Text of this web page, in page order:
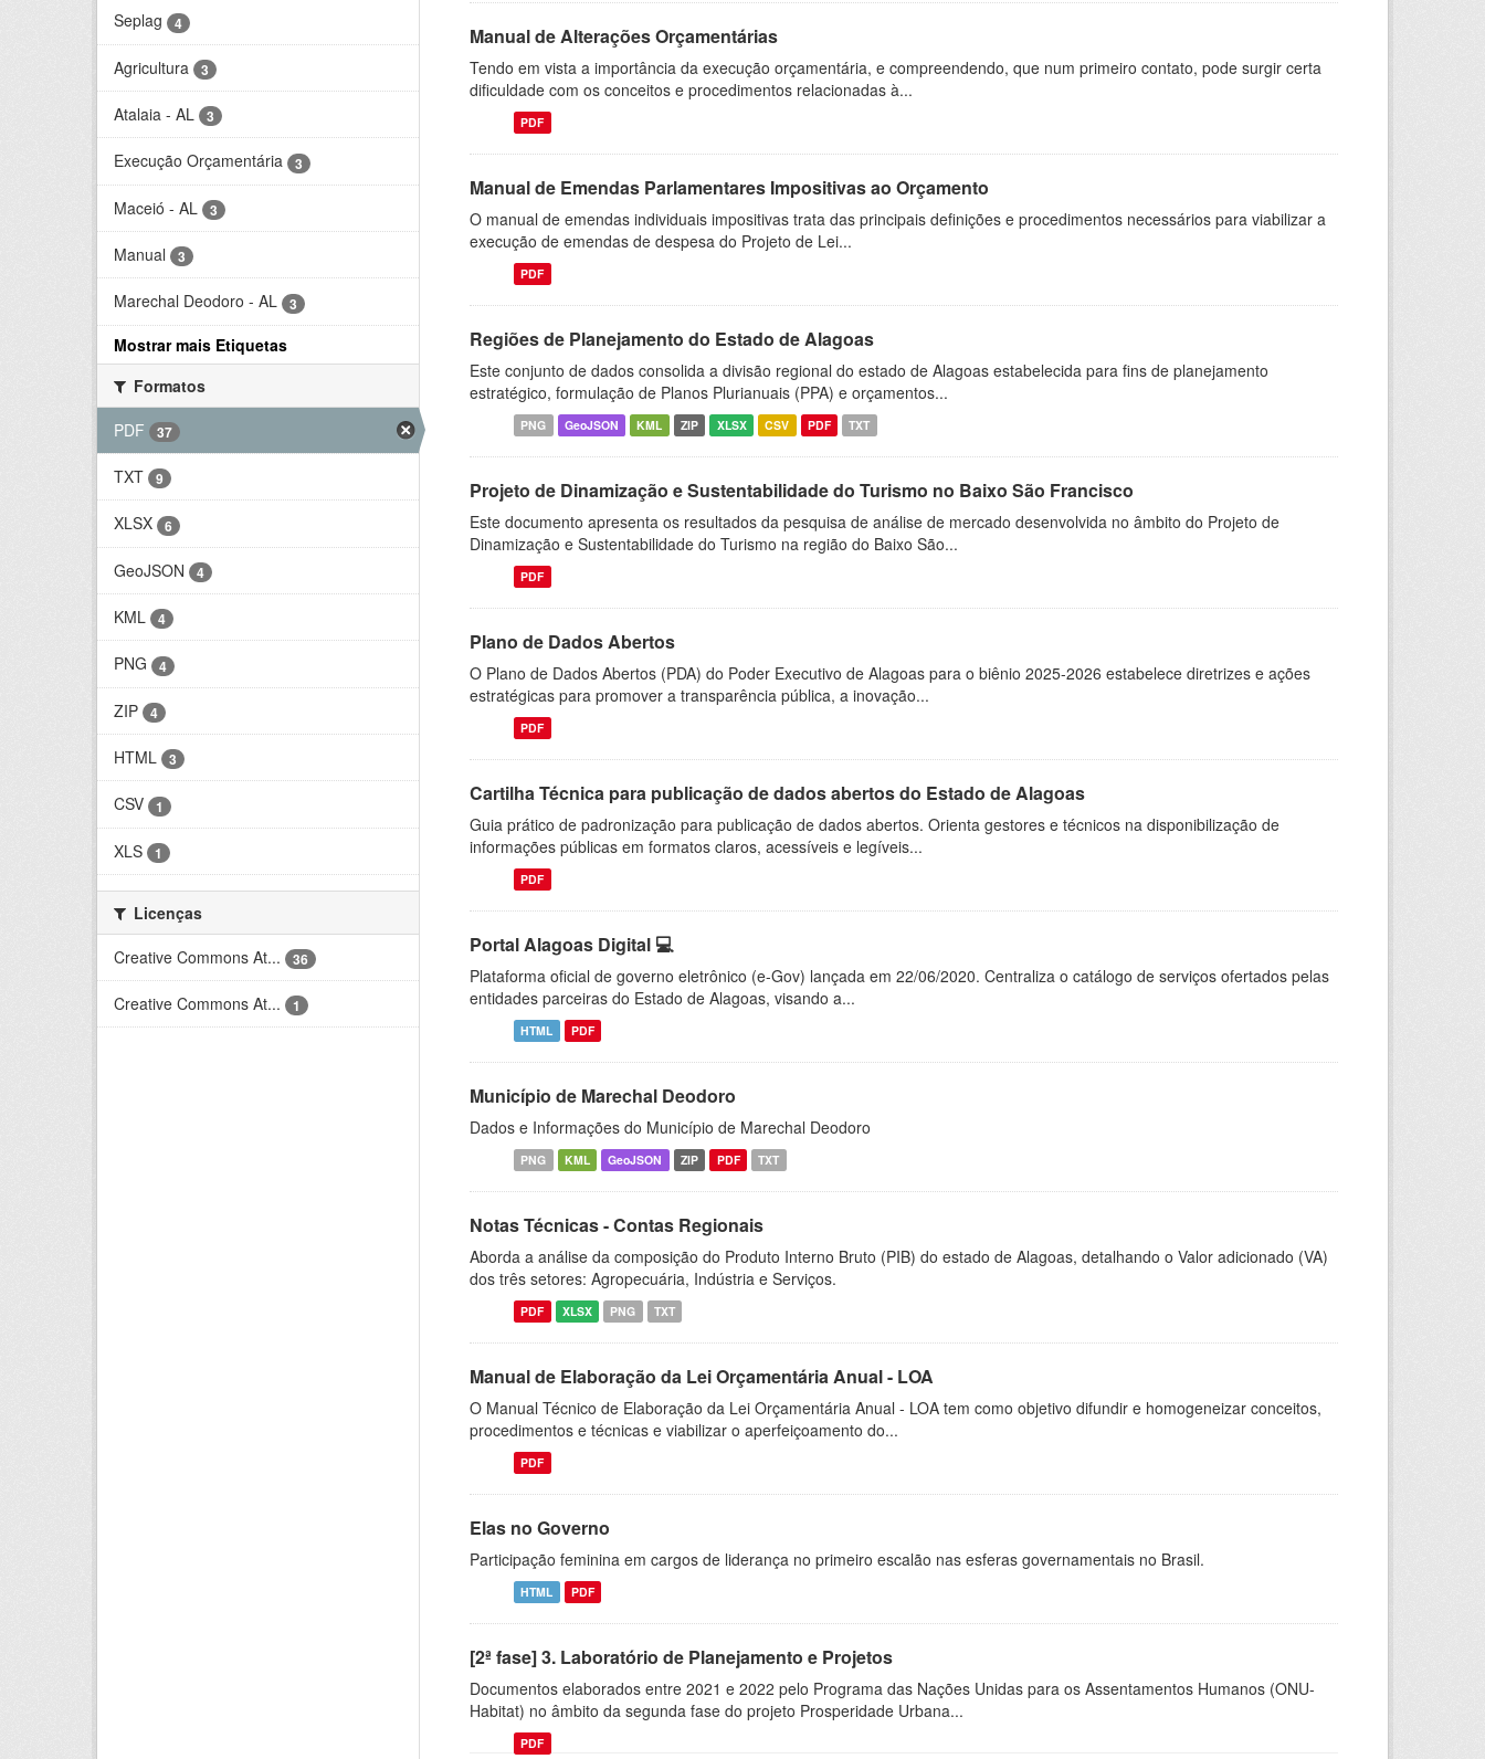
Seplag 4
Agricultura 3
Atalaia - AL 3
Execução Orçamentária 3
Maceió - AL 3
Manual 3
Marechal Deodoro - AL 3
Mostrar mais Etiquetas
Formatos
PDF
37
TXT 9
XLSX 6
GeoJSON 4
KML 4
PNG 4
ZIP 4
HTML 3
CSV 1
XLS 1
Licenças
Creative Commons At...
36
Creative Commons At... 1
Manual de Alterações Orçamentárias
Tendo em vista a importância da execução orçamentária, e compreendendo, que num primeiro contato, pode surgir certa
dificuldade com os conceitos e procedimentos relacionadas à...
PDF
Manual de Emendas Parlamentares Impositivas ao Orçamento
O manual de emendas individuais impositivas trata das principais definições e procedimentos necessários para viabilizar a
execução de emendas de despesa do Projeto de Lei...
PDF
Regiões de Planejamento do Estado de Alagoas
Este conjunto de dados consolida a divisão regional do estado de Alagoas estabelecida para fins de planejamento
estratégico, formulação de Planos Plurianuais (PPA) e orçamentos...
PNG GeoJSON KML ZIP XLSX CSV PDF TXT
Projeto de Dinamização e Sustentabilidade do Turismo no Baixo São Francisco
Este documento apresenta os resultados da pesquisa de análise de mercado desenvolvida no âmbito do Projeto de
Dinamização e Sustentabilidade do Turismo na região do Baixo São...
PDF
Plano de Dados Abertos
O Plano de Dados Abertos (PDA) do Poder Executivo de Alagoas para o biênio 2025-2026 estabelece diretrizes e ações
estratégicas para promover a transparência pública, a inovação...
PDF
Cartilha Técnica para publicação de dados abertos do Estado de Alagoas
Guia prático de padronização para publicação de dados abertos. Orienta gestores e técnicos na disponibilização de
informações públicas em formatos claros, acessíveis e legíveis...
PDF
Portal Alagoas Digital 💻
Plataforma oficial de governo eletrônico (e-Gov) lançada em 22/06/2020. Centraliza o catálogo de serviços ofertados pelas
entidades parceiras do Estado de Alagoas, visando a...
HTML PDF
Município de Marechal Deodoro
Dados e Informações do Município de Marechal Deodoro
PNG KML GeoJSON ZIP PDF TXT
Notas Técnicas - Contas Regionais
Aborda a análise da composição do Produto Interno Bruto (PIB) do estado de Alagoas, detalhando o Valor adicionado (VA)
dos três setores: Agropecuária, Indústria e Serviços.
PDF XLSX PNG TXT
Manual de Elaboração da Lei Orçamentária Anual - LOA
O Manual Técnico de Elaboração da Lei Orçamentária Anual - LOA tem como objetivo difundir e homogeneizar conceitos,
procedimentos e técnicas e viabilizar o aperfeiçoamento do...
PDF
Elas no Governo
Participação feminina em cargos de liderança no primeiro escalão nas esferas governamentais no Brasil.
HTML PDF
[2ª fase] 3. Laboratório de Planejamento e Projetos
Documentos elaborados entre 2021 e 2022 pelo Programa das Nações Unidas para os Assentamentos Humanos (ONU-
Habitat) no âmbito da segunda fase do projeto Prosperidade Urbana...
PDF